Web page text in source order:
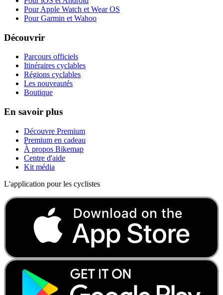
Pour Apple Watch et Wear OS
Pour Garmin et Wahoo
Découvrir
Parcours officiels
Itinéraires cyclables
Régions cyclables
Les nouveautés
Boutique
En savoir plus
Découvre Premium
Premium en cadeau
À propos Bikemap
Centre d'aide
Kit média
L'application pour les cyclistes